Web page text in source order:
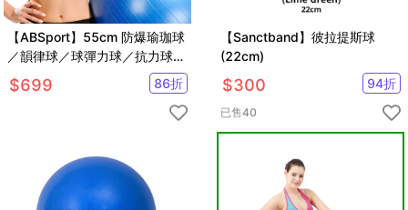
【ABSport】55cm 防爆瑜珈球
／韻律球／球彈力球／抗力球／
運動球／健身球／復健球／感覺
統合球
$699 86折
【Sanctband】彼拉提斯球
(22cm)
$300 94折
已售40